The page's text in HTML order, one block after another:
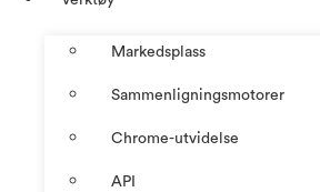
Markedsplass
Sammenligningsmotorer
Chrome-utvidelse
API